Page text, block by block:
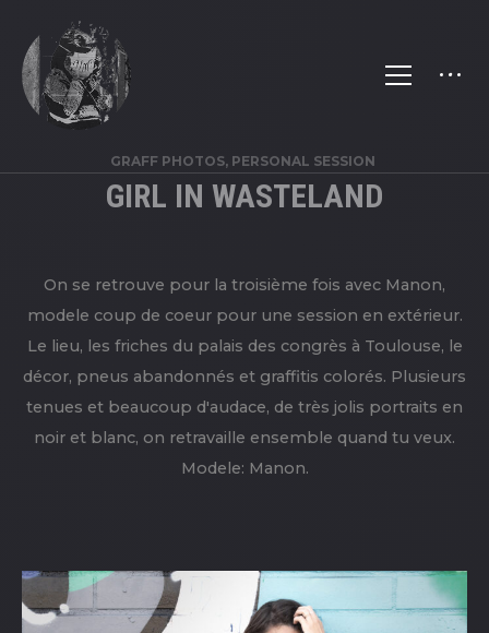
GRAFF PHOTOS, PERSONAL SESSION
GIRL IN WASTELAND
On se retrouve pour la troisième fois avec Manon,
modele coup de coeur pour une session en extérieur.
Le lieu, les friches du palais des congrès à Toulouse, le
décor, pneus abandonnés et graffitis colorés. Plusieurs
tenues et beaucoup d'audace, de très jolis portraits en
noir et blanc, on retravaille ensemble quand tu veux.
Modele: Manon.